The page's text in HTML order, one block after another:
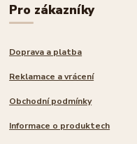
Pro zákazníky
Doprava a platba
Reklamace a vrácení
Obchodní podmínky
Informace o produktech